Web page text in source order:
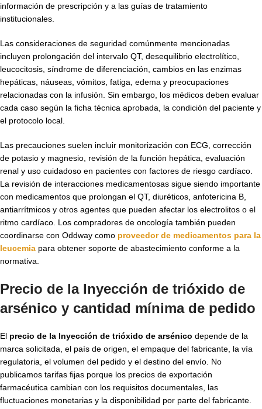
información de prescripción y a las guías de tratamiento
institucionales.
Las consideraciones de seguridad comúnmente mencionadas
incluyen prolongación del intervalo QT, desequilibrio electrolítico,
leucocitosis, síndrome de diferenciación, cambios en las enzimas
hepáticas, náuseas, vómitos, fatiga, edema y preocupaciones
relacionadas con la infusión. Sin embargo, los médicos deben evaluar
cada caso según la ficha técnica aprobada, la condición del paciente y
el protocolo local.
Las precauciones suelen incluir monitorización con ECG, corrección
de potasio y magnesio, revisión de la función hepática, evaluación
renal y uso cuidadoso en pacientes con factores de riesgo cardíaco.
La revisión de interacciones medicamentosas sigue siendo importante
con medicamentos que prolongan el QT, diuréticos, anfotericina B,
antiarrítmicos y otros agentes que pueden afectar los electrolitos o el
ritmo cardíaco. Los compradores de oncología también pueden
coordinarse con Oddway como proveedor de medicamentos para la
leucemia para obtener soporte de abastecimiento conforme a la
normativa.
Precio de la Inyección de trióxido de
arsénico y cantidad mínima de pedido
El precio de la Inyección de trióxido de arsénico depende de la
marca solicitada, el país de origen, el empaque del fabricante, la vía
regulatoria, el volumen del pedido y el destino del envío. No
publicamos tarifas fijas porque los precios de exportación
farmacéutica cambian con los requisitos documentales, las
fluctuaciones monetarias y la disponibilidad por parte del fabricante.